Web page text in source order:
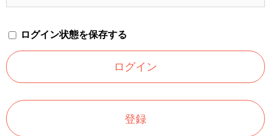
ログイン状態を保存する
登録